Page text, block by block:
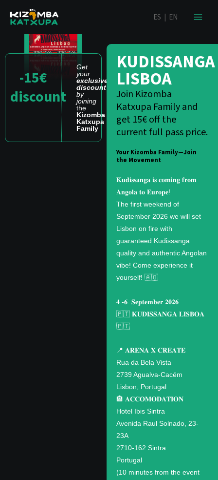
ES | EN
-15€
discount
Get
your
exclusive
discount
by
joining
the
Kizomba
Katxupa
Family
KUDISSANGA
LISBOA
Join Kizomba
Katxupa Family and
get 15€ off the
current full pass price.
Your Kizomba Family—Join
the Movement
𝐊𝐮𝐝𝐢𝐬𝐬𝐚𝐧𝐠𝐚 𝐢𝐬 𝐜𝐨𝐦𝐢𝐧𝐠 𝐟𝐫𝐨𝐦
𝐀𝐧𝐠𝐨𝐥𝐚 𝐭𝐨 𝐄𝐮𝐫𝐨𝐩𝐞!
The first weekend of
September 2026 we will set
Lisbon on fire with
guaranteed Kudissanga
quality and authentic Angolan
vibe! Come experience it
yourself! 🇦🇴
𝟒.-𝟔. 𝐒𝐞𝐩𝐭𝐞𝐦𝐛𝐞𝐫 𝟐𝟎𝟐𝟔
🇵🇹 𝐊𝐔𝐃𝐈𝐒𝐒𝐀𝐍𝐆𝐀 𝐋𝐈𝐒𝐁𝐎𝐀
🇵🇹
📍 𝐀𝐑𝐄𝐍𝐀 𝐗 𝐂𝐑𝐄𝐀𝐓𝐄
Rua da Bela Vista
2739 Agualva-Cacém
Lisbon, Portugal
🏨 𝐀𝐂𝐂𝐎𝐌𝐎𝐃𝐀𝐓𝐈𝐎𝐍
Hotel Ibis Sintra
Avenida Raul Solnado, 23-
23A
2710-162 Sintra
Portugal
(10 minutes from the event